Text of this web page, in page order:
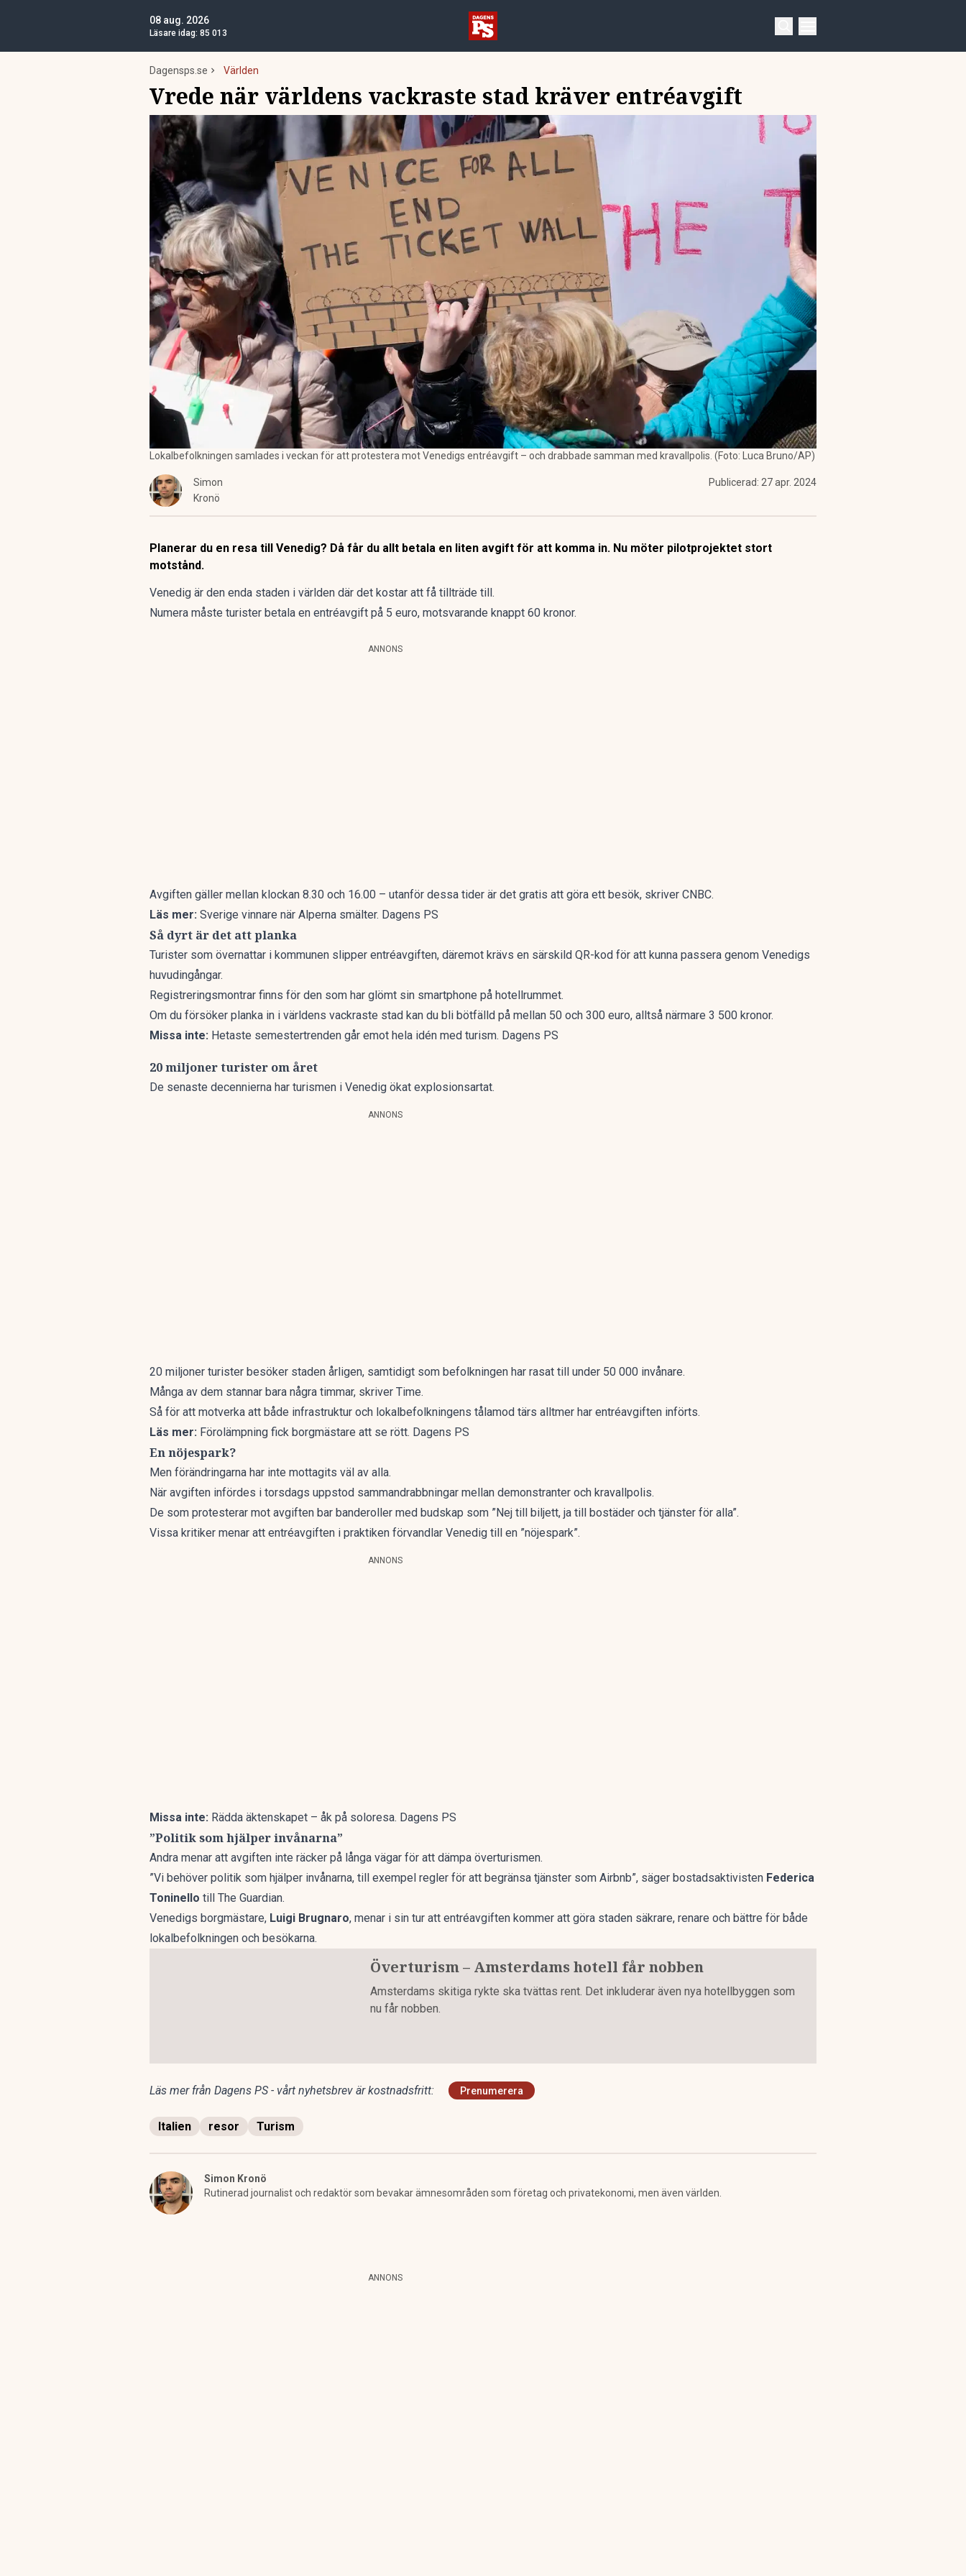
08 aug. 2026
Läsare idag: 85 013
Dagensps.se Världen
Vrede när världens vackraste stad kräver entréavgift
Lokalbefolkningen samlades i veckan för att protestera mot Venedigs entréavgift – och drabbade samman med kravallpolis. (Foto: Luca Bruno/AP)
Simon
Kronö
Publicerad: 27 apr. 2024
Planerar du en resa till Venedig? Då får du allt betala en liten avgift för att komma in. Nu möter pilotprojektet stort
motstånd.
Venedig är den enda staden i världen där det kostar att få tillträde till.
Numera måste turister betala en entréavgift på 5 euro, motsvarande knappt 60 kronor.
ANNONS
Avgiften gäller mellan klockan 8.30 och 16.00 – utanför dessa tider är det gratis att göra ett besök, skriver CNBC.
Läs mer: Sverige vinnare när Alperna smälter. Dagens PS
Så dyrt är det att planka
Turister som övernattar i kommunen slipper entréavgiften, däremot krävs en särskild QR-kod för att kunna passera genom Venedigs
huvudingångar.
Registreringsmontrar finns för den som har glömt sin smartphone på hotellrummet.
Om du försöker planka in i världens vackraste stad kan du bli bötfälld på mellan 50 och 300 euro, alltså närmare 3 500 kronor.
Missa inte: Hetaste semestertrenden går emot hela idén med turism. Dagens PS
20 miljoner turister om året
De senaste decennierna har turismen i Venedig ökat explosionsartat.
ANNONS
20 miljoner turister besöker staden årligen, samtidigt som befolkningen har rasat till under 50 000 invånare.
Många av dem stannar bara några timmar, skriver Time.
Så för att motverka att både infrastruktur och lokalbefolkningens tålamod tärs alltmer har entréavgiften införts.
Läs mer: Förolämpning fick borgmästare att se rött. Dagens PS
En nöjespark?
Men förändringarna har inte mottagits väl av alla.
När avgiften infördes i torsdags uppstod sammandrabbningar mellan demonstranter och kravallpolis.
De som protesterar mot avgiften bar banderoller med budskap som ”Nej till biljett, ja till bostäder och tjänster för alla”.
Vissa kritiker menar att entréavgiften i praktiken förvandlar Venedig till en ”nöjespark”.
ANNONS
Missa inte: Rädda äktenskapet – åk på soloresa. Dagens PS
”Politik som hjälper invånarna”
Andra menar att avgiften inte räcker på långa vägar för att dämpa överturismen.
”Vi behöver politik som hjälper invånarna, till exempel regler för att begränsa tjänster som Airbnb”, säger bostadsaktivisten Federica
Toninello till The Guardian.
Venedigs borgmästare, Luigi Brugnaro, menar i sin tur att entréavgiften kommer att göra staden säkrare, renare och bättre för både
lokalbefolkningen och besökarna.
Överturism – Amsterdams hotell får nobben
Amsterdams skitiga rykte ska tvättas rent. Det inkluderar även nya hotellbyggen som
nu får nobben.
Läs mer från Dagens PS - vårt nyhetsbrev är kostnadsfritt: Prenumerera
Italien resor Turism
Simon Kronö
Rutinerad journalist och redaktör som bevakar ämnesområden som företag och privatekonomi, men även världen.
ANNONS